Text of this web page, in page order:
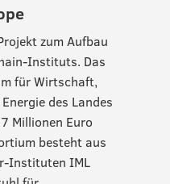
zum Aufbau
Instituts. Das
für Wirtschaft,
des Landes
Millionen Euro
besteht aus
Instituten IML